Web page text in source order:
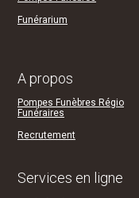
Funérarium
A propos
Pompes Funèbres Régio
Funéraires
Recrutement
Services en ligne